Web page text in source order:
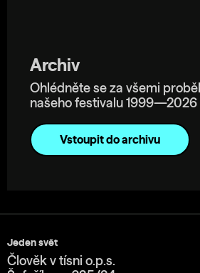
Archiv
Ohlédněte se za všemi
našeho festivalu 1999—2026
Vstoupit do archivu
Jeden svět
Člověk v tísni o.p.s.